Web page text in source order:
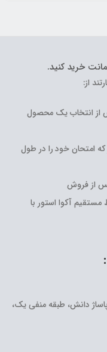
خرید کنید.
از:
انتخاب یک محصول
امتحان خود را در طول
از فروش
آکوا استور با
دانش، طبقه منفی یک،